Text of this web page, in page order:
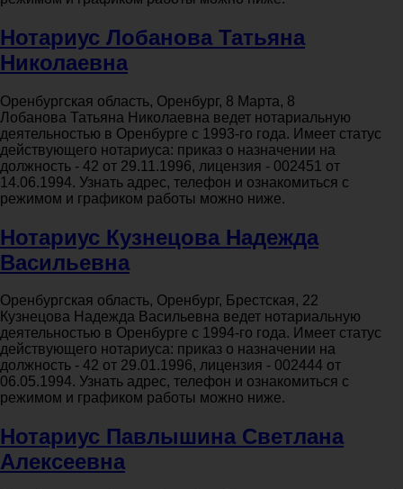
Нотариус Лобанова Татьяна
Николаевна
Оренбургская область, Оренбург, 8 Марта, 8
Лобанова Татьяна Николаевна ведет нотариальную
деятельностью в Оренбурге с 1993-го года. Имеет статус
действующего нотариуса: приказ о назначении на
должность - 42 от 29.11.1996, лицензия - 002451 от
14.06.1994. Узнать адрес, телефон и ознакомиться с
режимом и графиком работы можно ниже.
Нотариус Кузнецова Надежда
Васильевна
Оренбургская область, Оренбург, Брестская, 22
Кузнецова Надежда Васильевна ведет нотариальную
деятельностью в Оренбурге с 1994-го года. Имеет статус
действующего нотариуса: приказ о назначении на
должность - 42 от 29.01.1996, лицензия - 002444 от
06.05.1994. Узнать адрес, телефон и ознакомиться с
режимом и графиком работы можно ниже.
Нотариус Павлышина Светлана
Алексеевна